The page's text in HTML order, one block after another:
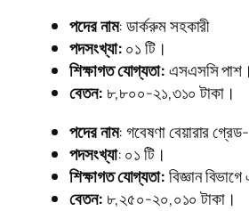
পদের নাম: ডার্করুম সহকারী
পদসংখ্যা:০১ টি।
শিক্ষাগত যোগ্যতা:এসএসসি পাশ।
বেতন: ৮,৮০০-২১,৩১০ টাকা।
পদের নাম: গবেষণা বেয়ারার
পদসংখ্যা: ০১ টি।
শিক্ষাগত যোগ্যতা:বিজ্ঞান
বেতন: ৮,২৫০-২০,০১০ টাকা।